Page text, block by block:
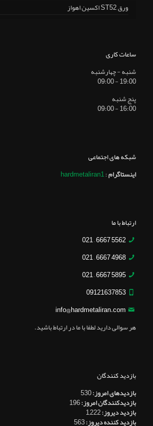
ورق ST52 اکسین اهواز
ساعات کاری
شنبه - چهارشنبه
19:00 - 09:00
پنج شنبه
16:00 - 09:00
شبکه های اجتماعی
اینستاگرام:
hardmetaliran1
ارتباط با ما
5562 6667 – 021
4968 6667 – 021
5895 6667 – 021
09121637853
info@hardmetaliran.com
هر سوالی دارید لطفا با ما در ارتباط باشید.
بازدید کنندگان
بازدیدهای امروز:530
بازدیدکنندگان امروز:196
بازدید دیروز:1,222
بازدید کننده دیروز:563